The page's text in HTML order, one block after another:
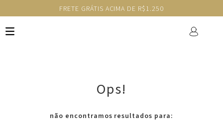
FRETE GRÁTIS ACIMA DE R$1.250
Ops!
não encontramos resultados para: